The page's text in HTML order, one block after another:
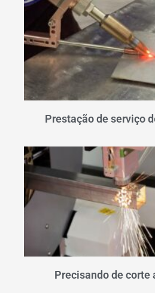
Prestação de serviço
Precisando de corte